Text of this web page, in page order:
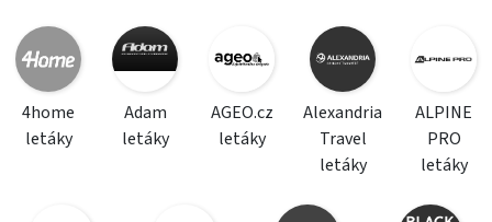
4home
letáky
Adam
letáky
AGEO.cz
letáky
Alexandria
Travel
letáky
ALPINE
PRO
letáky